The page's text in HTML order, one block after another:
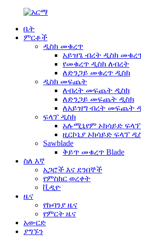
ቤት
ምርቶች
ዲስክ መቁረጥ
አይዝጌ ብረት ዲስክ
የመቁረጥ ዲስክ ለብረት
ለድንጋይ መቁረጥ ዲስክ
ዲስክ መፍጨት
ለብረት መፍጨት ዲስክ
ለድንጋይ መፍጨት ዲስክ
ለአይዝግ ብረት መፍጨት
ፍላፕ ዲስክ
አሉሚኒየም ኦክሳይድ ፍላፕ
ዚርኮኒያ ኦክሳይድ ፍላፕ
Sawblade
ቅይጥ መቁረጥ Blade
ስለ እኛ
አጋሮች እና ደንበኞች
የምስክር ወረቀት
ቪዲዮ
ዜና
የኩባንያ ዜና
የምርት ዜና
አውርድ
ያግኙን